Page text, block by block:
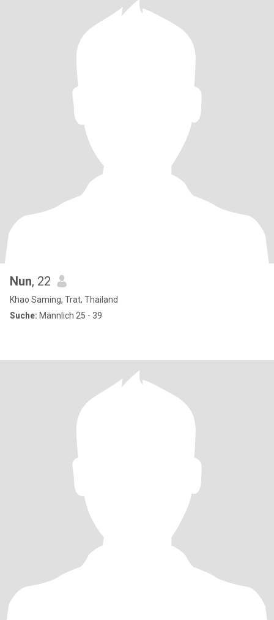
Nun, 22
Khao Saming, Trat, Thailand
Suche: Männlich 25 - 39